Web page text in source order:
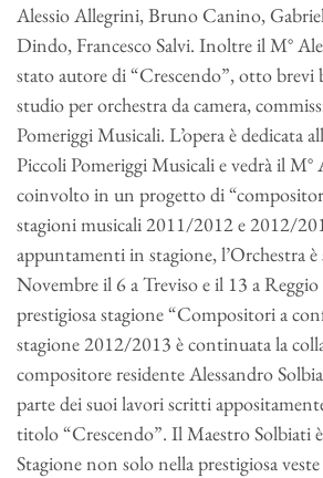
Alessio Allegrini, Bruno Canino,
Dindo, Francesco Salvi. Inoltre il M°
stato autore di “Crescendo”, otto
studio per orchestra da camera,
Pomeriggi Musicali. L’opera è dedicata
Piccoli Pomeriggi Musicali e vedrà il M°
coinvolto in un progetto di
stagioni musicali 2011/2012 e 2012/
appuntamenti in stagione, l’Orchestra
Novembre il 6 a Treviso e il 13 a
prestigiosa stagione “Compositori a
stagione 2012/2013 è continuata la
compositore residente Alessandro
parte dei suoi lavori scritti
titolo “Crescendo”. Il Maestro Solbiati
Stagione non solo nella prestigiosa